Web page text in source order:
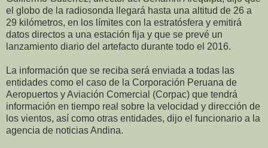
el globo de la radiosonda llegará hasta una altitud de 26 a
29 kilómetros, en los límites con la estratósfera y emitirá
datos directos a una estación fija y que se prevé un
lanzamiento diario del artefacto durante todo el 2016.
La información que se reciba será enviada a todas las
entidades como el caso de la Corporación Peruana de
Aeropuertos y Aviación Comercial (Corpac) que tendrá
información en tiempo real sobre la velocidad y dirección de
los vientos, así como otras entidades, dijo el funcionario a la
agencia de noticias Andina.